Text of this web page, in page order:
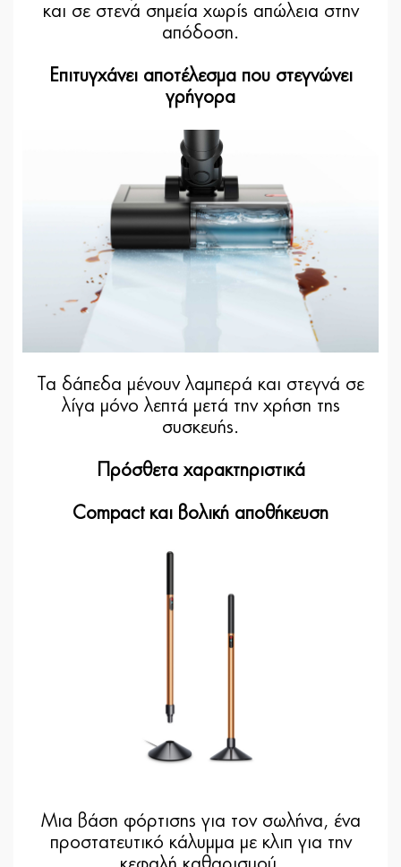
και σε στενά σημεία χωρίς απώλεια στην
απόδοση.
Επιτυγχάνει αποτέλεσμα που στεγνώνει
γρήγορα
Τα δάπεδα μένουν λαμπερά και στεγνά σε
λίγα μόνο λεπτά μετά την χρήση της
συσκευής.
Πρόσθετα χαρακτηριστικά
Compact και βολική αποθήκευση
Μια βάση φόρτισης για τον σωλήνα, ένα
προστατευτικό κάλυμμα με κλιπ για την